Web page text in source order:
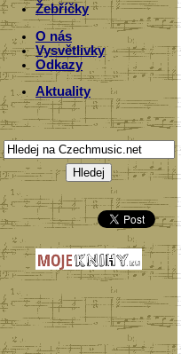
Žebříčky
O nás
Vysvětlivky
Odkazy
Aktuality